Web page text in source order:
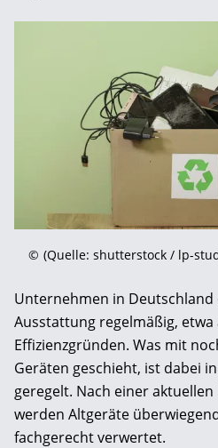
© (Quelle: shutterstock / lp-
Unternehmen in
Ausstattung regelmäßig,
Effizienzgründen. Was mit
Geräten geschieht, ist dabei
geregelt. Nach einer
werden Altgeräte
fachgerecht verwertet.